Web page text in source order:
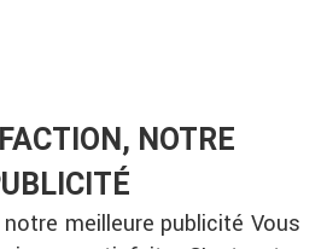
NOTRE
meilleure publicité Vous